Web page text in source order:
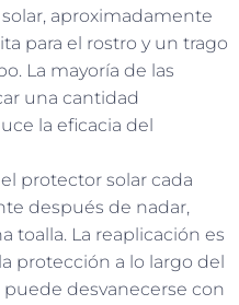
aproximadamente
para el rostro y un trago
La mayoría de las
una cantidad
la eficacia del
protector solar cada
después de nadar,
toalla. La reaplicación es
protección a lo largo del
desvanecerse con